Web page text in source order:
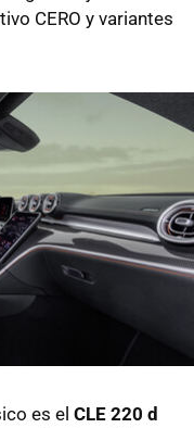
CERO y variantes
es el CLE 220 d